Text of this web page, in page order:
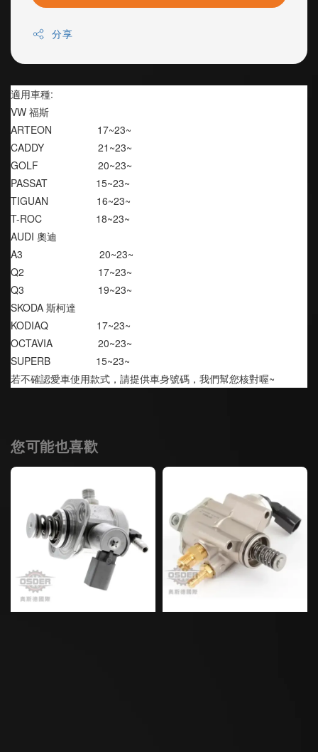
分享
適用車種:
VW 福斯
ARTEON                17~23~
CADDY                   21~23~
GOLF                     20~23~
PASSAT                 15~23~
TIGUAN                 16~23~
T-ROC                   18~23~
AUDI 奧迪
A3                           20~23~
Q2                          17~23~
Q3                          19~23~
SKODA 斯柯達
KODIAQ                 17~23~
OCTAVIA                20~23~
SUPERB                15~23~
若不確認愛車使用款式，請提供車身號碼，我們幫您核對喔~
您可能也喜歡